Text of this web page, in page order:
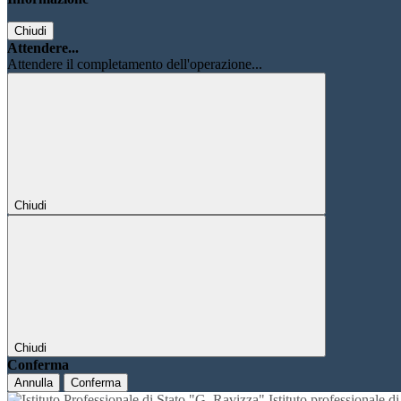
Chiudi
Attendere...
Attendere il completamento dell'operazione...
Chiudi
Chiudi
Conferma
Annulla Conferma